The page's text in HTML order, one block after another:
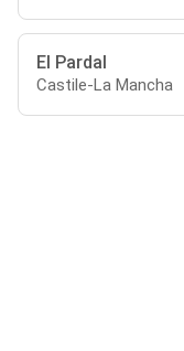
El Pardal
Castile-La Mancha